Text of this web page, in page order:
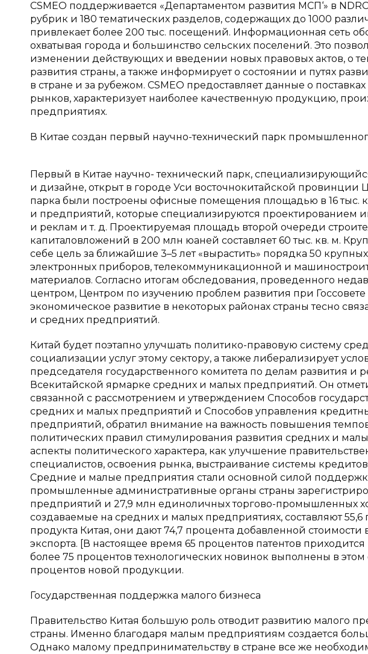
СSМЕО поддерживается «Департаментом развития МСП‘» в
рубрик и 180 тематических разделов, содержащих до 1000
привлекает более 200 тыс. посещений. Информационная сеть
охватывая города и большинство сельских поселений. Это
изменении действующих и введении новых правовых актов, о
развития страны, а также информирует о состоянии и путях
в стране и за рубежом. СSМЕО предоставляет данные о
рынков, характеризует наиболее качественную продукцию,
предприятиях.
В Китае создан первый научно-технический парк
Первый в Китае научно- технический парк,
и дизайне, открыт в городе Уси восточнокитайской провинции
парка были построены офисные помещения площадью в 16 тыс.
и предприятий, которые специализируются проектированием
и реклам и т. д. Проектируемая площадь второй очереди
капиталовложений в 200 млн юаней составляет 60 тыс. кв. м.
себе цель за ближайшие 3–5 лет «вырастить» порядка 50
электронных приборов, телекоммуникационной и
материалов. Согласно итогам обследования, проведенного
центром, Центром по изучению проблем развития при
экономическое развитие в некоторых районах страны тесно
и средних предприятий.
Китай будет поэтапно улучшать политико-правовую систему
социализации услуг этому сектору, а также либерализирует
председателя государственного комитета по делам развития
Всекитайской ярмарке средних и малых предприятий. Он
связанной с рассмотрением и утверждением Способов
средних и малых предприятий и Способов управления
предприятий, обратил внимание на важность повышения
политических правил стимулирования развития средних и
аспекты политического характера, как улучшение
специалистов, освоения рынка, выстраивание системы
Средние и малые предприятия стали основной силой
промышленные административные органы страны
предприятий и 27,9 млн единоличных торгово-промышленных
создаваемые на средних и малых предприятиях, составляют 55,6
продукта Китая, они дают 74,7 процента добавленной
экспорта. [В настоящее время 65 процентов патентов
более 75 процентов технологических новинок выполнены в этом
процентов новой продукции.
Государственная поддержка малого бизнеса
Правительство Китая большую роль отводит развитию малого
страны. Именно благодаря малым предприятиям создается
Однако малому предпринимательству в стране все же